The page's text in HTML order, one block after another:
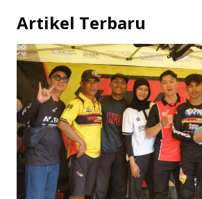
Artikel Terbaru